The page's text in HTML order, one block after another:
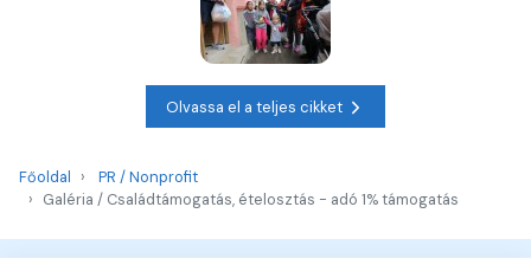
Olvassa el a teljes cikket
Főoldal
PR / Nonprofit
Galéria / Családtámogatás, ételosztás - adó 1% támogatás